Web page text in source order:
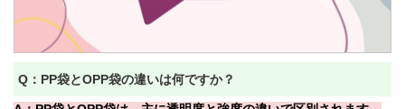
Q：PP袋とOPP袋の違いは何ですか？